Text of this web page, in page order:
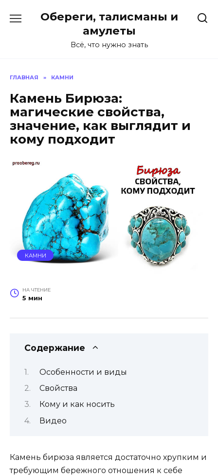
Обереги, талисманы и
амулеты
Всё, что нужно знать
ГЛАВНАЯ » КАМНИ
Камень Бирюза:
магические свойства,
значение, как выглядит и
кому подходит
КАМНИ
НА ЧТЕНИЕ
5 мин
Содержание
Особенности и виды
Свойства
Кому и как носить
Видео
Камень бирюза является достаточно хрупким и
требующим бережного отношения к себе